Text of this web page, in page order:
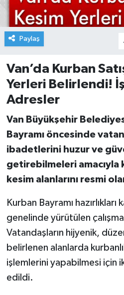
Paylaş
Van’da Kurban
Yerleri Belirlendi!
Adresler
Van Büyükşehir
Bayramı öncesinde
ibadetlerini huzur ve
getirebilmeleri amacıyla
kesim alanlarını resmi
Kurban Bayramı hazırlıkları
genelinde yürütülen
Vatandaşların hijyenik,
belirlenen alanlarda
işlemlerini yapabilmesi için
edildi.